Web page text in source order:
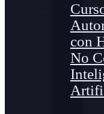
con
No